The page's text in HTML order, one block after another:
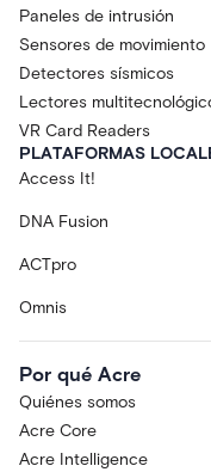
Paneles de intrusión
Sensores de movimiento
Detectores sísmicos
Lectores
VR Card Readers
PLATAFORMAS
Access It!
DNA Fusion
ACTpro
Omnis
Por qué Acre
Quiénes somos
Acre Core
Acre Intelligence